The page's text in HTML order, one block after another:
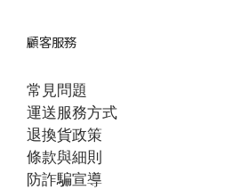
顧客服務
常見問題
運送服務方式
退換貨政策
條款與細則
防詐騙宣導